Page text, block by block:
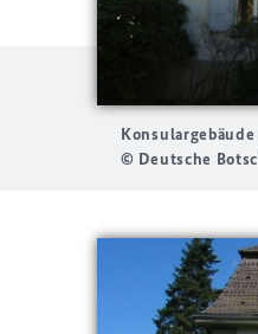
© Deutsche